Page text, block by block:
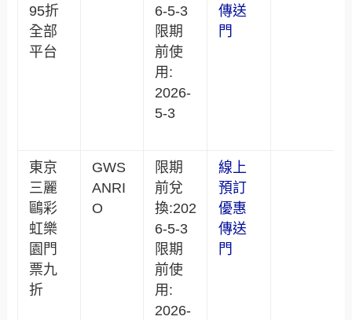
95折
全部
平台
6-5-3
限期
前使
用:
2026-
5-3
傳送
門
東京
三麗
鷗彩
虹樂
園門
票九
折
GWS
ANRI
O
限期
前兌
換:202
6-5-3
限期
前使
用:
2026-
線上
預訂
優惠
傳送
門